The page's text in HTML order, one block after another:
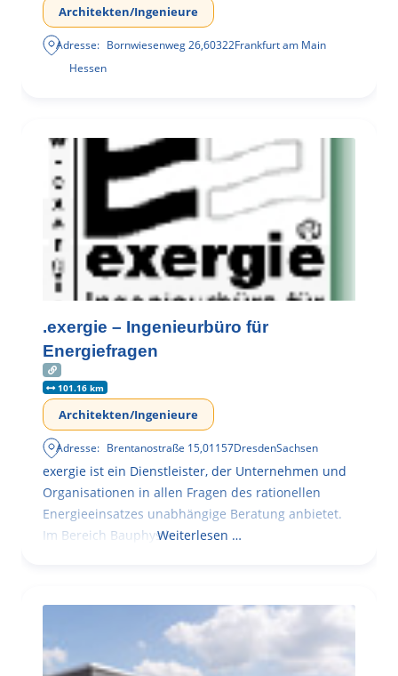
Architekten/Ingenieure
Adresse: Bornwiesenweg 26,60322Frankfurt am Main
Hessen
.exergie – Ingenieurbüro für
Energiefragen
101.16 km
Architekten/Ingenieure
Adresse: Brentanostraße 15,01157DresdenSachsen
exergie ist ein Dienstleister, der Unternehmen und
Organisationen in allen Fragen des rationellen
Energieeinsatzes unabhängige Beratung anbietet.
Im Bereich BauphysikWeiterlesen …